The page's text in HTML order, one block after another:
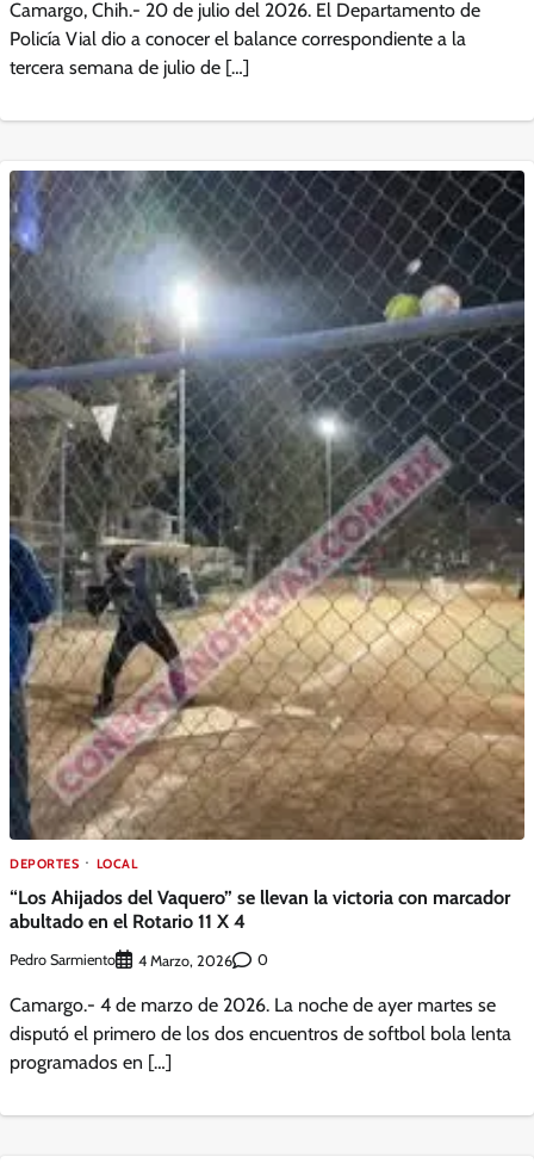
Camargo, Chih.- 20 de julio del 2026. El Departamento de
Policía Vial dio a conocer el balance correspondiente a la
tercera semana de julio de […]
DEPORTES LOCAL
“Los Ahijados del Vaquero” se llevan la victoria con marcador
abultado en el Rotario 11 X 4
Pedro Sarmiento 4 Marzo, 2026 0
Camargo.- 4 de marzo de 2026. La noche de ayer martes se
disputó el primero de los dos encuentros de softbol bola lenta
programados en […]